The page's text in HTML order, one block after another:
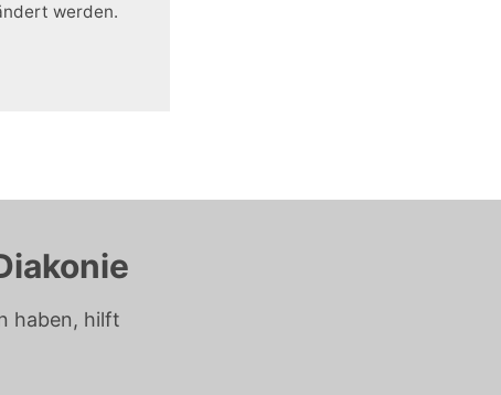
werden.
haben, hilft